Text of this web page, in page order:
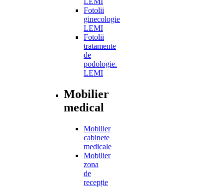
Fotolii
ginecologie
LEMI
Fotolii
tratamente
de
podologie.
LEMI
Mobilier
medical
Mobilier
cabinete
medicale
Mobilier
zona
de
recepție